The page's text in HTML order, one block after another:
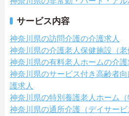
サービス内容
神奈川県の訪問介護の介護求人
神奈川県の介護老人保健施設（老
神奈川県の有料老人ホームの介護
神奈川県のサービス付き高齢者
護求人
神奈川県の特別養護老人ホーム（
神奈川県の通所介護（デイサービ